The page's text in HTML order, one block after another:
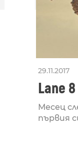
29.11.2017
Lane
Месец
първия